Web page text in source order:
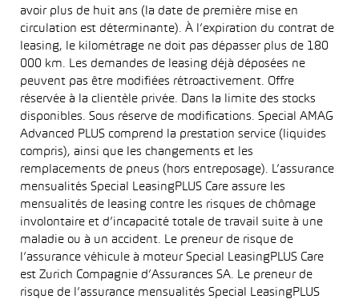
avoir plus de huit ans (la date de première mise en
circulation est déterminante). À l’expiration du contrat de
leasing, le kilométrage ne doit pas dépasser plus de 180
000 km. Les demandes de leasing déjà déposées ne
peuvent pas être modifiées rétroactivement. Offre
réservée à la clientèle privée. Dans la limite des stocks
disponibles. Sous réserve de modifications. Special AMAG
Advanced PLUS comprend la prestation service (liquides
compris), ainsi que les changements et les
remplacements de pneus (hors entreposage). L’assurance
mensualités Special LeasingPLUS Care assure les
mensualités de leasing contre les risques de chômage
involontaire et d’incapacité totale de travail suite à une
maladie ou à un accident. Le preneur de risque de
l’assurance véhicule à moteur Special LeasingPLUS Care
est Zurich Compagnie d’Assurances SA. Le preneur de
risque de l’assurance mensualités Special LeasingPLUS